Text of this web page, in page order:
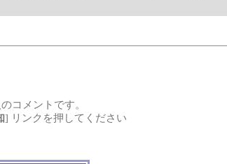
コメントです。
] リンクを押してください